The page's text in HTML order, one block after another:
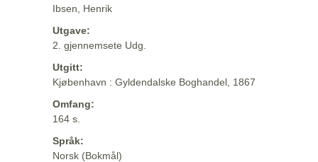
Ibsen, Henrik
Utgave:
2. gjennemsete Udg.
Utgitt:
Kjøbenhavn : Gyldendalske Boghandel, 1867
Omfang:
164 s.
Språk:
Norsk (Bokmål)